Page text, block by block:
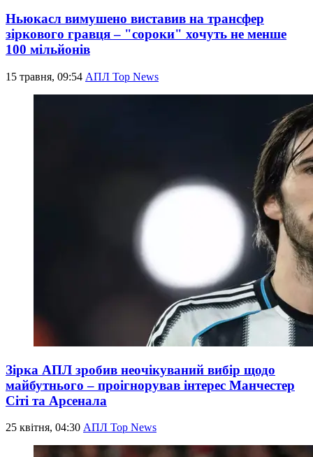
Ньюкасл вимушено виставив на трансфер
зіркового гравця – "сороки" хочуть не менше
100 мільйонів
15 травня, 09:54 АПЛ Top News
Зірка АПЛ зробив неочікуваний вибір щодо
майбутнього – проігнорував інтерес Манчестер
Сіті та Арсенала
25 квітня, 04:30 АПЛ Top News